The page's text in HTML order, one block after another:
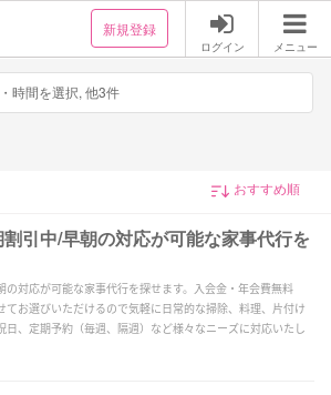
新規登録
ログイン メニュー
時間を選択, 他3件
引中/早朝の対応が可能な家事代行を
の対応が可能な家事代行を探せます。入会金・年会費無料
てお選びいただけるので気軽に日常的な掃除、料理、片付け
日、定期予約（毎週、隔週）など様々なニーズに対応いたし